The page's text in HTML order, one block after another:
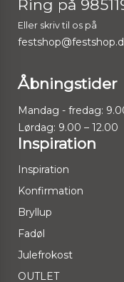
Ring på
Eller skriv til os på
Åbningstider
Mandag - fredag:
Lørdag: 9.00 – 12.00
Inspiration
Inspiration
Konfirmation
Bryllup
Fadøl
Julefrokost
OUTLET